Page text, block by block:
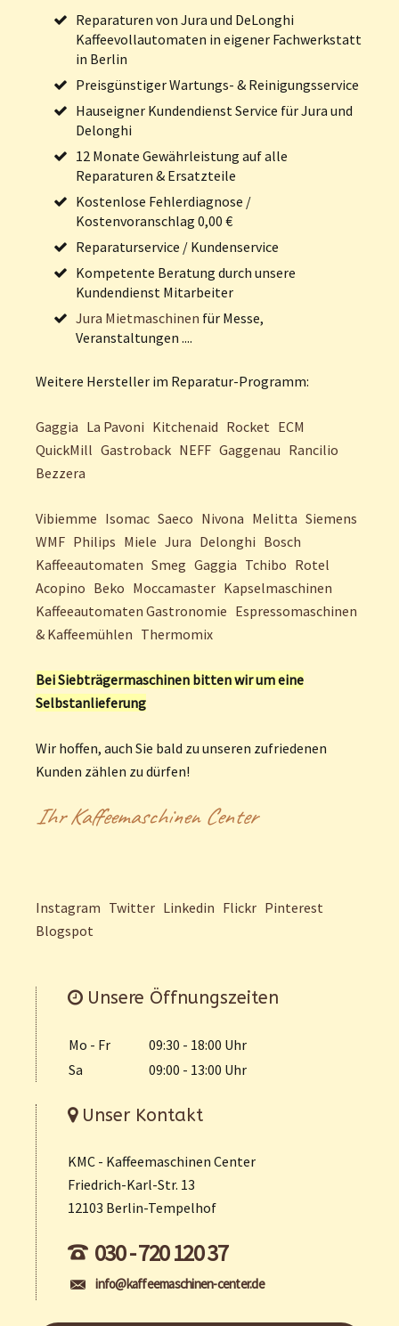
Reparaturen von Jura und DeLonghi
Kaffeevollautomaten in eigener Fachwerkstatt
in Berlin
Preisgünstiger Wartungs- & Reinigungsservice
Hauseigner Kundendienst Service für Jura und
Delonghi
12 Monate Gewährleistung auf alle
Reparaturen & Ersatzteile
Kostenlose Fehlerdiagnose /
Kostenvoranschlag 0,00 €
Reparaturservice / Kundenservice
Kompetente Beratung durch unsere
Kundendienst Mitarbeiter
Jura Mietmaschinen für Messe,
Veranstaltungen ....
Weitere Hersteller im Reparatur-Programm:
Gaggia La Pavoni Kitchenaid Rocket ECM
QuickMill Gastroback NEFF Gaggenau Rancilio
Bezzera
Vibiemme Isomac Saeco Nivona Melitta Siemens
WMF Philips Miele Jura Delonghi Bosch
Kaffeeautomaten Smeg Gaggia Tchibo Rotel
Acopino Beko Moccamaster Kapselmaschinen
Kaffeeautomaten Gastronomie Espressomaschinen
& Kaffeemühlen Thermomix
Bei Siebträgermaschinen bitten wir um eine
Selbstanlieferung
Wir hoffen, auch Sie bald zu unseren zufriedenen
Kunden zählen zu dürfen!
Ihr Kaffeemaschinen Center
Instagram Twitter Linkedin Flickr Pinterest
Blogspot
Unsere Öffnungszeiten
Mo - Fr
09:30 - 18:00 Uhr
Sa
09:00 - 13:00 Uhr
Unser Kontakt
KMC - Kaffeemaschinen Center
Friedrich-Karl-Str. 13
12103 Berlin-Tempelhof
030 - 720 120 37
info@kaffeemaschinen-center.de